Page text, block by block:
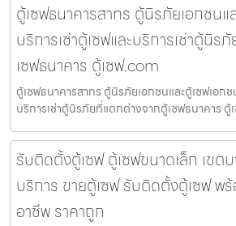
ตู้เซฟธนาคารสาทร ตู้นิรภัยเอกชนแ
บริการเช่าตู้เซฟและบริการเช่าตู้นิร
เซฟธนาคาร ตู้เซฟ.com
ตู้เซฟธนาคารสาทร ตู้นิรภัยเอกชนและตู้เซฟเอกช
บริการเช่าตู้นิรภัยที่แตกต่างจากตู้เซฟธนาคาร ตู้
รับติดตั้งตู้เซฟ ตู้เซฟขนาดเล็ก เขต
บริการ ขายตู้เซฟ รับติดตั้งตู้เซฟ พ
อาชีพ ราคาถูก